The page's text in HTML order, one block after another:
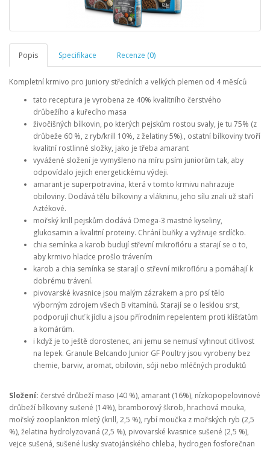
Popis Specifikace Recenze (0)
Kompletní krmivo pro juniory středních a velkých plemen od 4 měsíců
tato receptura je vyrobena ze 40% kvalitního čerstvého
drůbežího a kuřecího masa
živočišných bílkovin, po kterých pejskům rostou svaly, je tu 75% (z
drůbeže 60 %, z ryb/krill 10%, z želatiny 5%)., ostatní bílkoviny tvoří
kvalitní rostlinné složky, jako je třeba amarant
vyvážené složení je vymyšleno na míru psím juniorům tak, aby
odpovídalo jejich energetickému výdeji.
amarant je superpotravina, která v tomto krmivu nahrazuje
obiloviny. Dodává tělu bílkoviny a vlákninu, jeho sílu znali už staří
Aztékové.
mořský krill pejskům dodává Omega-3 mastné kyseliny,
glukosamin a kvalitní proteiny. Chrání buňky a vyživuje srdíčko.
chia semínka a karob budují střevní mikroflóru a starají se o to,
aby krmivo hladce prošlo trávením
karob a chia semínka se starají o střevní mikroflóru a pomáhají k
dobrému trávení.
pivovarské kvasnice jsou malým zázrakem a pro psí tělo
výborným zdrojem všech B vitamínů. Starají se o lesklou srst,
podporují chuť k jídlu a jsou přírodním repelentem proti klíšťatům
a komárům.
i když je to ještě dorostenec, ani jemu se nemusí vyhnout citlivost
na lepek. Granule Belcando Junior GF Poultry jsou vyrobeny bez
chemie, barviv, aromat, obilovin, sóji nebo mléčných produktů
Složení: čerstvé drůbeží maso (40 %), amarant (16%), nízkopopelovinové
drůbeží bílkoviny sušené (14%), bramborový škrob, hrachová mouka,
mořský zooplankton mletý (krill, 2,5 %), rybí moučka z mořských ryb (2,5
%), želatina hydrolyzovaná (2,5 %), pivovarské kvasnice sušené (2,5 %),
vejce sušená, sušené lusky svatojánského chleba, hydrogen fosforečnan